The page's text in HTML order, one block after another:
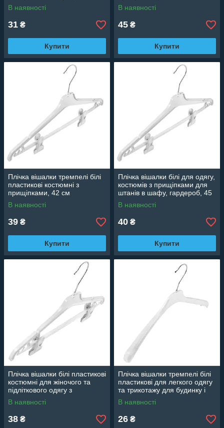
В наявності
31 ₴
Купити
В наявності
45 ₴
Купити
Плічка вішалки тремпелі білі
пластикові костюмні з
прищіпками, 42 см
В наявності
39 ₴
Купити
Плічка вішалки білі для одягу,
костюмів з прищіпками для
штанів в шафу, гардероб, 45
см
В наявності
40 ₴
Купити
Плічка вішалки білі пластикові
костюмні для жіночого та
підліткового одягу з
прищіпками, 35 см
В наявності
38 ₴
Плічка вішалки тремпелі білі
пластикові для легкого одягу
та трикотажу для будинку і
магазину, 38 см
В наявності
26 ₴